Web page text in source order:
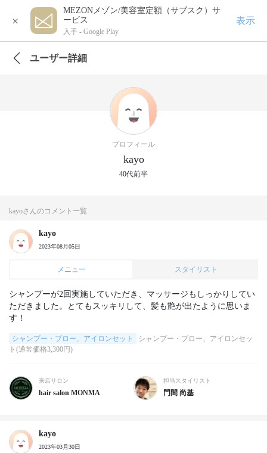
×
MEZONメゾン/美容室定額（サブスク）サ
ービス
入手 - Google Play
表示
ユーザー詳細
プロフィール
kayo
40代前半
kayoさんのコメント一覧
kayo
2023年08月05日
メニュー スタイリスト
シャンプーが2回実施していただき、マッサージもしっかりしてい
ただきました。とてもスッキリして、髪も艶が出たように思いま
す！
シャンプー・ブロー、アイロンセット
シャンプー・ブロー、アイロンセッ
ト(通常価格3,300円)
来店サロン
hair salon MONMA
担当スタイリスト
門間 尚基
kayo
2023年03月30日